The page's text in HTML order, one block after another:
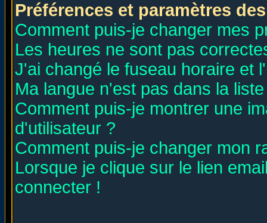
Préférences et paramètres
Comment puis-je changer mes
Les heures ne sont pas
J'ai changé le fuseau horaire et
Ma langue n'est pas dans la
Comment puis-je montrer une
d'utilisateur ?
Comment puis-je changer mon
Lorsque je clique sur le lien
connecter !